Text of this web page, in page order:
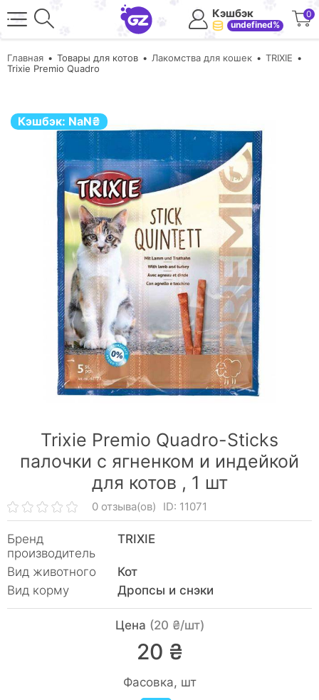
Кэшбэк
undefined%
0
Главная Товары для котов Лакомства для кошек
TRIXIE
Trixie Premio Quadro
Кэшбэк: NaN₴
Trixie Premio Quadro-Sticks
палочки с ягненком и индейкой
для котов , 1 шт
0 отзыва(ов) ID: 11071
Бренд
производитель
TRIXIE
Вид животного
Кот
Вид корму
Дропсы и снэки
Цена (20 ₴/шт)
20 ₴
Фасовка, шт